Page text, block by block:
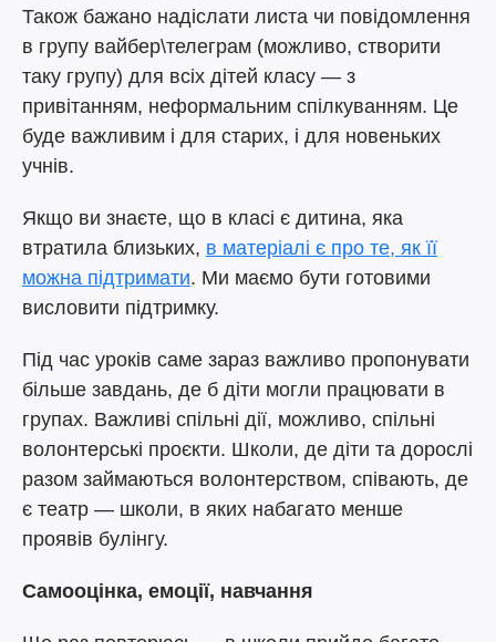
Також бажано надіслати листа чи повідомлення
в групу вайбер\телеграм (можливо, створити
таку групу) для всіх дітей класу — з
привітанням, неформальним спілкуванням. Це
буде важливим і для старих, і для новеньких
учнів.
Якщо ви знаєте, що в класі є дитина, яка
втратила близьких, в матеріалі є про те, як її
можна підтримати. Ми маємо бути готовими
висловити підтримку.
Під час уроків саме зараз важливо пропонувати
більше завдань, де б діти могли працювати в
групах. Важливі спільні дії, можливо, спільні
волонтерські проєкти. Школи, де діти та дорослі
разом займаються волонтерством, співають, де
є театр — школи, в яких набагато менше
проявів булінгу.
Самооцінка, емоції, навчання